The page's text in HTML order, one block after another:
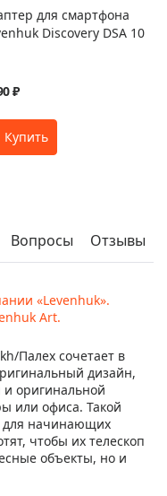
для смартфона
Discovery DSA 10
₽
Вопросы Отзывы
«Levenhuk».
Art.
Палех сочетает в
дизайн,
и оригинальной
или офиса. Такой
для начинающих
чтобы их телескоп
объекты, но и